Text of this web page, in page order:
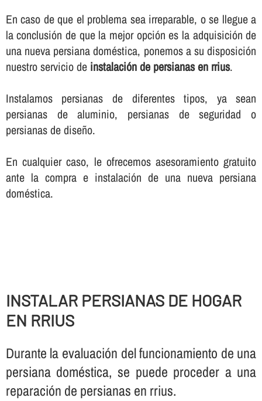
En caso de que el problema sea irreparable, o se llegue a
la conclusión de que la mejor opción es la adquisición de
una nueva persiana doméstica, ponemos a su disposición
nuestro servicio de instalación de persianas en rrius.
Instalamos persianas de diferentes tipos, ya sean
persianas de aluminio, persianas de seguridad o
persianas de diseño.
En cualquier caso, le ofrecemos asesoramiento gratuito
ante la compra e instalación de una nueva persiana
doméstica.
INSTALAR PERSIANAS DE HOGAR
EN RRIUS
Durante la evaluación del funcionamiento de una
persiana doméstica, se puede proceder a una
reparación de persianas en rrius.